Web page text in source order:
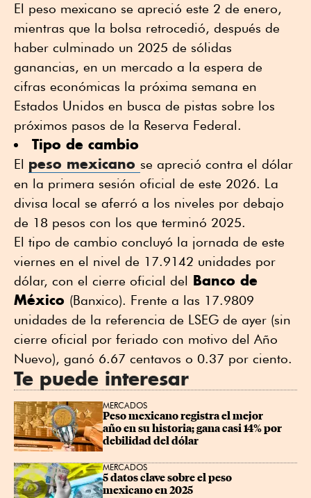
El peso mexicano se apreció este 2 de enero,
mientras que la bolsa retrocedió, después de
haber culminado un 2025 de sólidas
ganancias, en un mercado a la espera de
cifras económicas la próxima semana en
Estados Unidos en busca de pistas sobre los
próximos pasos de la Reserva Federal.
Tipo de cambio
El peso mexicano se apreció contra el dólar
en la primera sesión oficial de este 2026. La
divisa local se aferró a los niveles por debajo
de 18 pesos con los que terminó 2025.
El tipo de cambio concluyó la jornada de este
viernes en el nivel de 17.9142 unidades por
dólar, con el cierre oficial del Banco de
México (Banxico). Frente a las 17.9809
unidades de la referencia de LSEG de ayer (sin
cierre oficial por feriado con motivo del Año
Nuevo), ganó 6.67 centavos o 0.37 por ciento.
Te puede interesar
MERCADOS
Peso mexicano registra el mejor
año en su historia; gana casi 14% por
debilidad del dólar
MERCADOS
5 datos clave sobre el peso
mexicano en 2025